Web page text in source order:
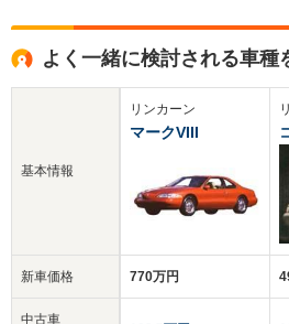
よく一緒に検討される車種
基本情報
新車価格
中古車
リンカーン
マークVIII
770万円